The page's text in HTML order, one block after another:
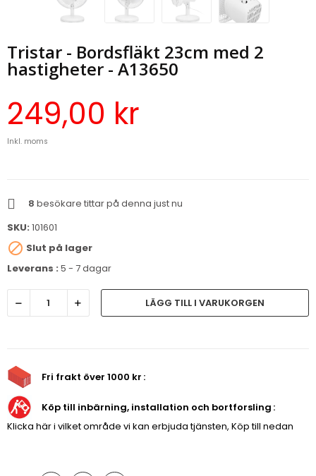
Tristar - Bordsfläkt 23cm med 2
hastigheter - A13650
249,00 kr
Inkl. moms
8 besökare tittar på denna just nu
SKU: 101601
 Slut på lager
Leverans : 5 - 7 dagar
LÄGG TILL I VARUKORGEN
Fri frakt över 1000 kr
Köp till inbärning, installation och bortforsling
Klicka här i vilket område vi kan erbjuda tjänsten, Köp till nedan